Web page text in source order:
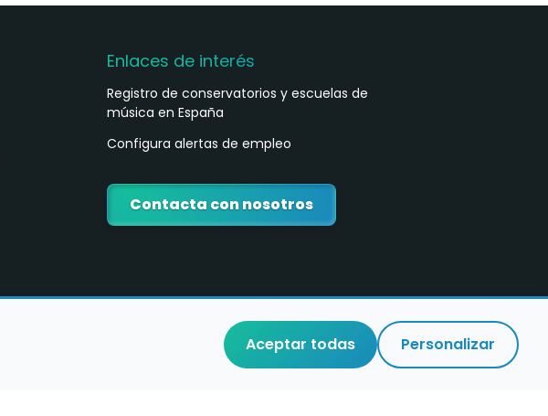
Enlaces de interés
Registro de conservatorios y escuelas de
música en España
Configura alertas de empleo
Contacta con nosotros
Aceptar todas Personalizar